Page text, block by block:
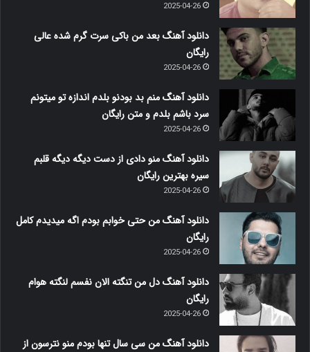
2025-04-26
دانلود آهنگ بعد من باکی سرت گرم شده عالی
رایگان
2025-04-26
دانلود آهنگ منم بد بودنو بلدم اندازه تو میتونم
سرد باشم بلدم و متن رایگان
2025-04-26
دانلود آهنگ منو دادی از دست دیگه دیگه قلبم
سیره بهترین رایگان
2025-04-26
دانلود آهنگ من حتی خوابم بودم اگه میدیدم کامل
رایگان
2025-04-26
دانلود آهنگ دل من تنگته الان نفسم لنگته هوام
رایگان
2025-04-26
دانلود آهنگ من سی سال تنها بودم منو نترسون از